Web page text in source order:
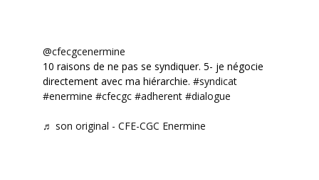
@cfecgcenermine
10 raisons de ne pas se syndiquer. 5- je négocie
directement avec ma hiérarchie. #syndicat
#enermine #cfecgc #adherent #dialogue
♬ son original - CFE-CGC Enermine